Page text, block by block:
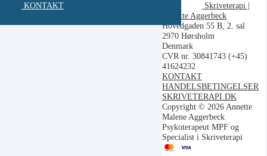
KONTAKT
Skriveterapi |
Annette Aggerbeck
Hovedgaden 55 B, 2. sal
2970 Hørsholm
Denmark
CVR nr. 30841743 (+45)
41624232
KONTAKT
HANDELSBETINGELSER
SKRIVETERAPI.DK
Copyright © 2026 Annette
Malene Aggerbeck
Psykoterapeut MPF og
Specialist i Skriveterapi